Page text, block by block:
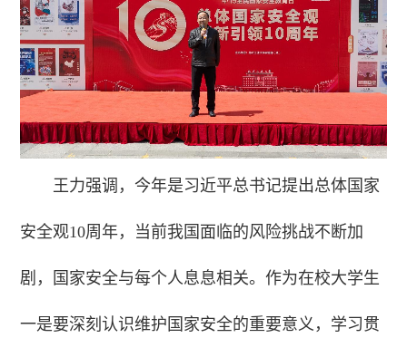
王力强调，今年是习近平总书记提出总体国家
安全观10周年，当前我国面临的风险挑战不断加
剧，国家安全与每个人息息相关。作为在校大学生
一是要深刻认识维护国家安全的重要意义，学习贯